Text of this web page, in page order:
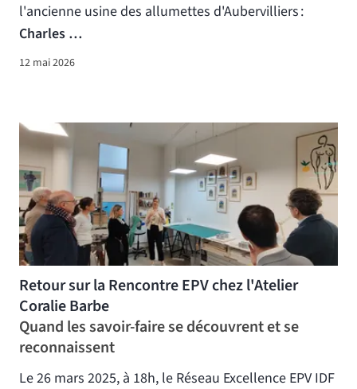
l'ancienne usine des allumettes d'Aubervilliers :
Charles …
12 mai 2026
Retour sur la Rencontre EPV chez l'Atelier
Coralie Barbe
Quand les savoir-faire se découvrent et se
reconnaissent
Le 26 mars 2025, à 18h, le Réseau Excellence EPV IDF